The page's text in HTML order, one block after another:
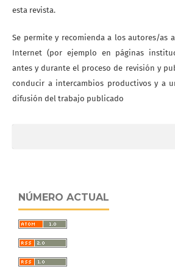
esta revista.
Se permite y recomienda a los autores/as
Internet (por ejemplo en páginas
antes y durante el proceso de revisión y
conducir a intercambios productivos y a
difusión del trabajo publicado
NÚMERO ACTUAL